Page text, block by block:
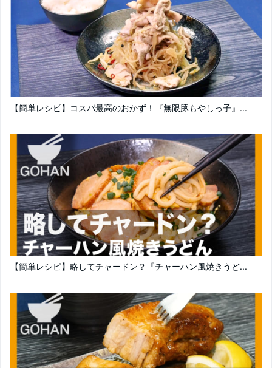
【簡単レシピ】コスパ最高のおかず！『無限豚もやしっ子』...
【簡単レシピ】略してチャードン？『チャーハン風焼きうど...